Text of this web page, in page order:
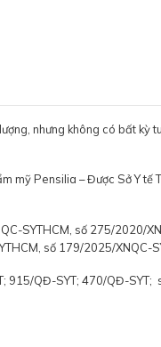
nhưng không có bất
mỹ Pensilia – Được Sở
SYTHCM, số 275/2020/
số 179/2025/XNQC-
915/QĐ-SYT; 470/QĐ-